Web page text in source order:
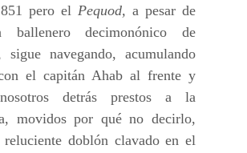
pero el Pequod, a pesar de
ballenero decimonónico de
sigue navegando, acumulando
el capitán Ahab al frente y
detrás prestos a la
movidos por qué no decirlo,
reluciente doblón clavado en el